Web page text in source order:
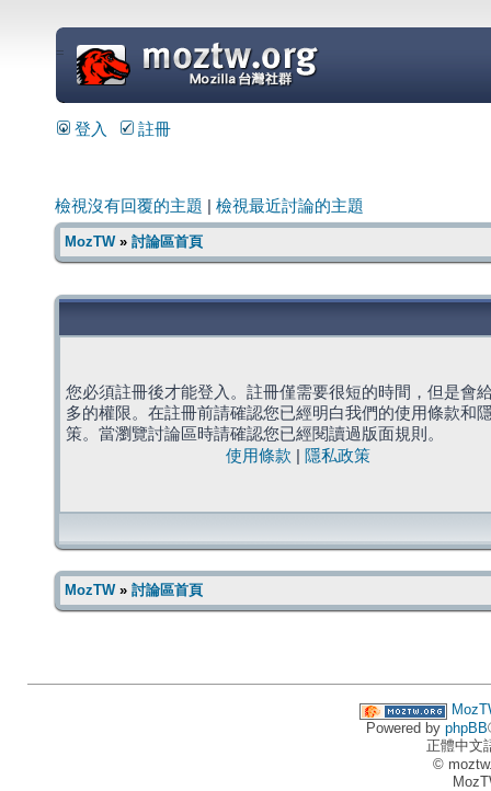
=
登入 註冊
檢視沒有回覆的主題 檢視最近討論的主題
MozTW» 討論區首頁
您必須註冊後才能登入。註冊僅需要很短的時間，但是會
多的權限。在註冊前請確認您已經明白我們的使用條款和
策。當瀏覽討論區時請確認您已經閱讀過版面規則。
使用條款
隱私政策
MozTW» 討論區首頁
Powered by phpBB
正體中文
©